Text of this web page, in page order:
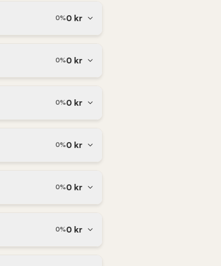
0%0 kr
0%0 kr
0%0 kr
0%0 kr
0%0 kr
0%0 kr